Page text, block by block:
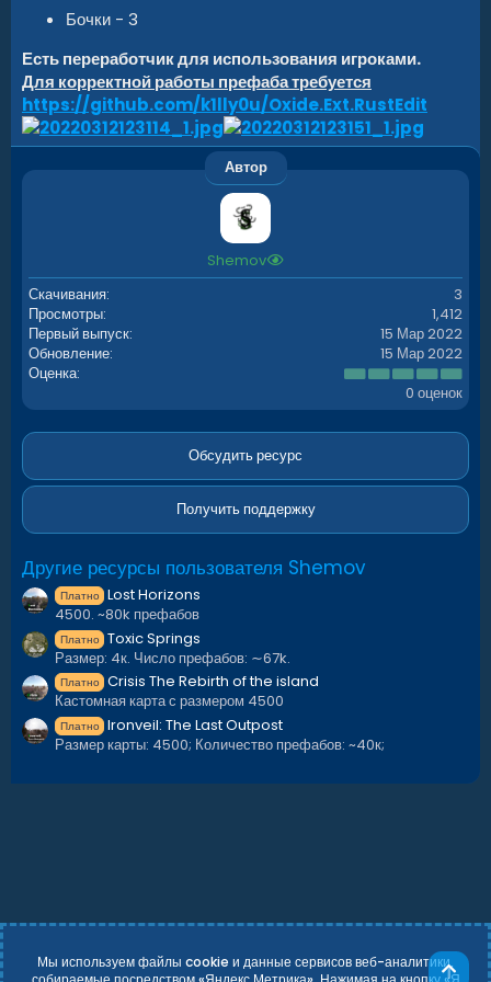
Бочки - 3
Есть переработчик для использования игроками.
Для корректной работы префаба требуется
https://github.com/k1lly0u/Oxide.Ext.RustEdit
Автор
Shemov
Скачивания
3
Просмотры
1,412
Первый выпуск
15 Мар 2022
Обновление
15 Мар 2022
Оценка
0
.
0
з
ё
з
0 оценок
Обсудить ресурс
Получить поддержку
Другие ресурсы пользователя Shemov
Платно Lost Horizons
4500. ~80k префабов
Платно Toxic Springs
Размер: 4к. Число префабов: ∼67k.
Платно Crisis The Rebirth of the island
Кастомная карта с размером 4500
Платно Ironveil: The Last Outpost
Размер карты: 4500; Количество префабов: ~40к;
Мы используем файлы cookie и данные сервисов веб-аналитики,